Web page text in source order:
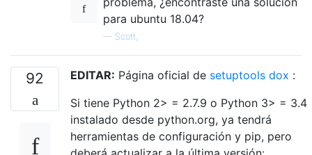
para ubuntu 18.04?
— Scott,
92 EDITAR: Página oficial de setuptools dox :
Si tiene Python 2> = 2.7.9 o Python 3> = 3.4
instalado desde python.org, ya tendrá
herramientas de configuración y pip, pero